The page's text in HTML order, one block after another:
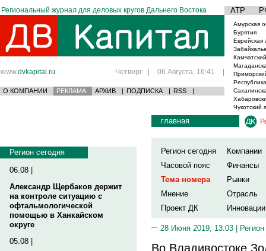
Региональный журнал для деловых кругов Дальнего Востока АТР
www.dvkapital.ru Четверг | 06 Августа, 16:41 |
О КОМПАНИИ РЕКЛАМА АРХИВ | ПОДПИСКА | RSS |
Амурская
Бурятия
Еврейская
Чукотский
Регион сегодня
06.08 |
Александр Щербаков держит
на контроле ситуацию с
офтальмологической
помощью в Ханкайском
округе
05.08 |
главная
Регион сегодня
Компании
Часовой пояс
Финансы
Тема номера
Рынки
Мнение
Отрасль
Проект ДК
Инновации
28 Июня 2019, 13:03 |
Во Владивостоке